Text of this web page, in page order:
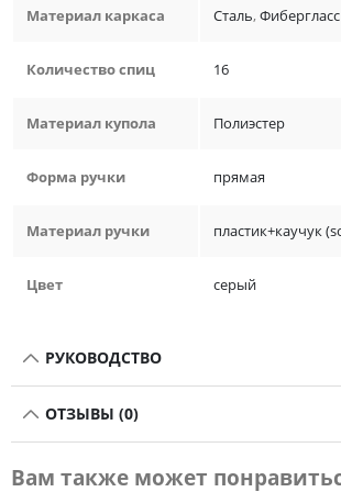
Материал каркаса Сталь,Фибергласс
Количество спиц 16
Материал купола Полиэстер
Форма ручки прямая
Материал ручки пластик+каучук
Цвет серый
РУКОВОДСТВО
ОТЗЫВЫ (0)
Вам также может